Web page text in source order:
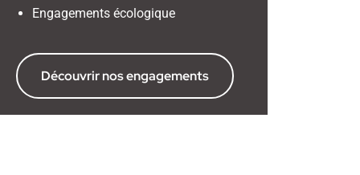
Engagements écologique
Découvrir nos engagements